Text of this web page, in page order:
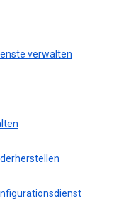
verwalten